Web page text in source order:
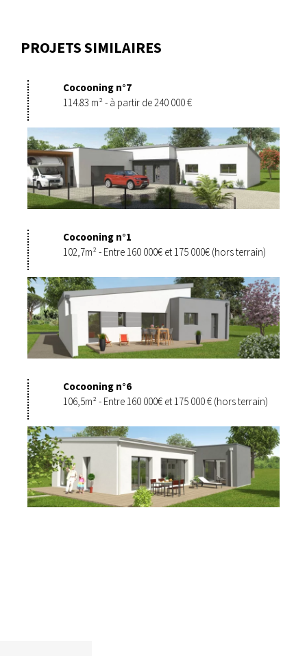
PROJETS SIMILAIRES
Cocooning n°7
114.83 m² - à partir de 240 000 €
Cocooning n°1
102,7m² - Entre 160 000€ et 175 000€ (hors terrain)
Cocooning n°6
106,5m² - Entre 160 000€ et 175 000 € (hors terrain)